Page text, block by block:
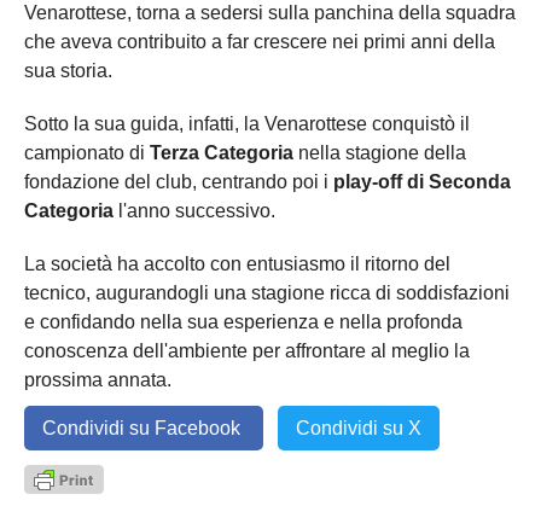
Venarottese, torna a sedersi sulla panchina della squadra
che aveva contribuito a far crescere nei primi anni della
sua storia.
Sotto la sua guida, infatti, la Venarottese conquistò il
campionato di Terza Categoria nella stagione della
fondazione del club, centrando poi i play-off di Seconda
Categoria l'anno successivo.
La società ha accolto con entusiasmo il ritorno del
tecnico, augurandogli una stagione ricca di soddisfazioni
e confidando nella sua esperienza e nella profonda
conoscenza dell'ambiente per affrontare al meglio la
prossima annata.
Condividi su Facebook Condividi su X